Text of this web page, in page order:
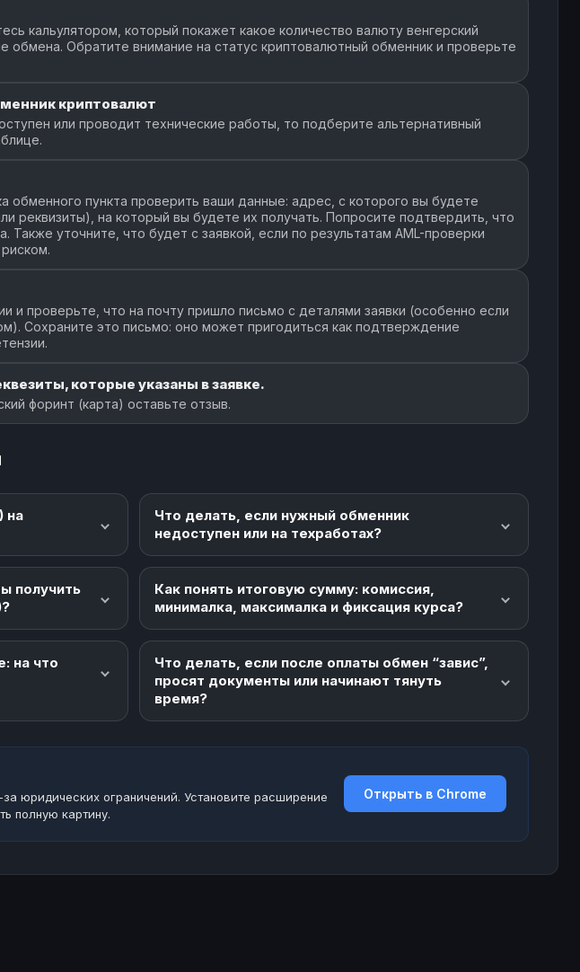
кальулятором, который покажет какое количество валюту венгерский
обмена. Обратите внимание на статус криптовалютный обменник и проверьте
криптовалют
или проводит технические работы, то подберите альтернативный
обменного пункта проверить ваши данные: адрес, с которого вы будете
реквизиты), на который вы будете их получать. Попросите подтвердить, что
уточните, что будет с заявкой, если по результатам AML-проверки
и проверьте, что на почту пришло письмо с деталями заявки (особенно если
Сохраните это письмо: оно может пригодиться как подтверждение
которые указаны в заявке.
форинт (карта) оставьте отзыв.
на
Что делать, если нужный обменник
недоступен или на техработах?
получить
Как понять итоговую сумму: комиссия,
минималка, максималка и фиксация курса?
на что
Что делать, если после оплаты обмен “завис”,
просят документы или начинают тянуть
время?
юридических ограничений. Установите расширение
полную картину.
Открыть в Chrome